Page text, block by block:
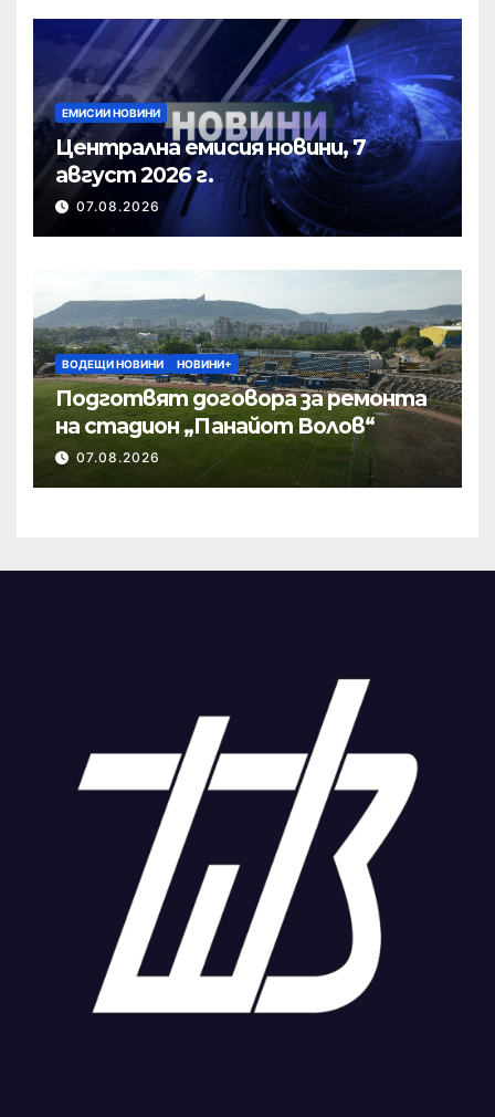
ЕМИСИИ НОВИНИ
Централна емисия новини, 7
август 2026 г.
07.08.2026
ВОДЕЩИ НОВИНИ НОВИНИ+
Подготвят договора за ремонта
на стадион „Панайот Волов“
07.08.2026